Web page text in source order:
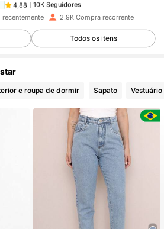
b***0pago1 dia atrás
4,88 10K Seguidores
4,88
10K Seguidores
10K Seguidores
10K Seguidores
recentemente 2.9K Compra recorrente
Todos os itens
e roupa de dormir Sapato